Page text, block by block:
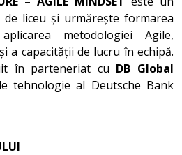
liceu și urmărește formarea
metodologiei Agile,
a capacității de lucru în echipă.
în parteneriat cu DB Global
tehnologie al Deutsche Bank